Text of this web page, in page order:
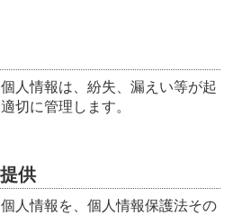
人情報は、紛失、漏えい等が起
切に管理します。
供
人情報を、個人情報保護法その